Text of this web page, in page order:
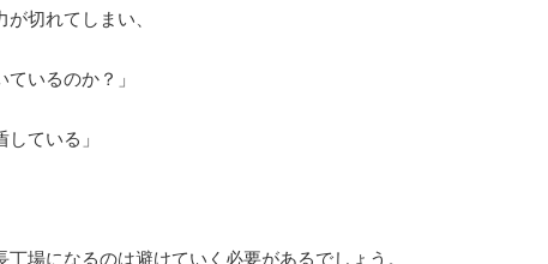
切れてしまい、
ているのか？」
している」
場になるのは避けていく必要があるでしょう。